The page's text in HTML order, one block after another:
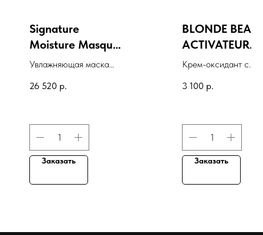
Signature
Moisture Masque
A Super
Увлажняющая маска
"Вдохновение дня"
26 520 р.
Заказать
BLONDE
ACTIVATEUR
Cream
with
Крем-оксидант с
vol. (12%), 1 000 мл
3 100 р.
Заказать